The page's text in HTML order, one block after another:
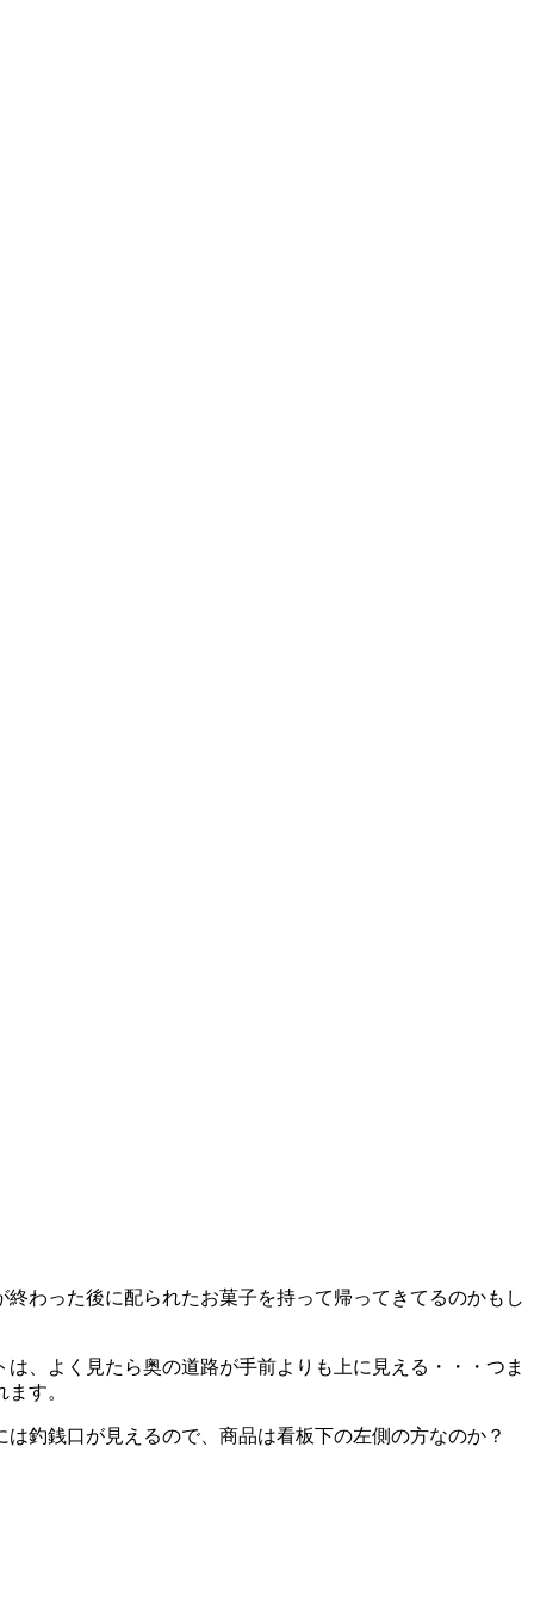
わった後に配られたお菓子を持って帰ってきてるのかもし
、よく見たら奥の道路が手前よりも上に見える・・・つま
す。
は釣銭口が見えるので、商品は看板下の左側の方なのか？